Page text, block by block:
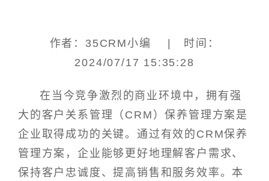
作者：35CRM小编 | 时间：
2024/07/17 15:35:28
在当今竞争激烈的商业环境中，拥有强
大的客户关系管理（CRM）保养管理方案是
企业取得成功的关键。通过有效的CRM保养
管理方案，企业能够更好地理解客户需求、
保持客户忠诚度、提高销售和服务效率。本